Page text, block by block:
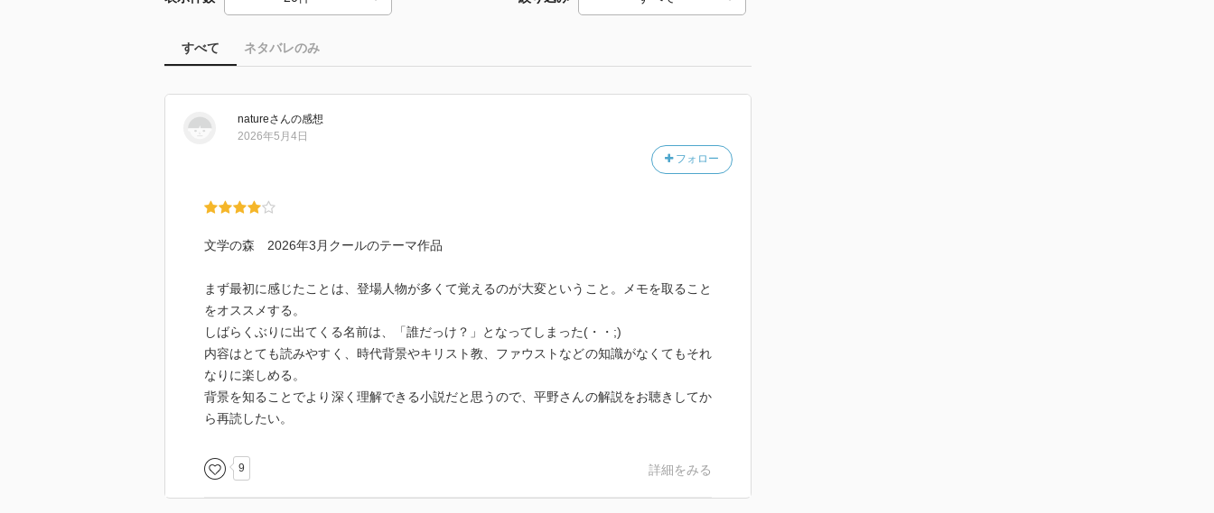
すべて ネタバレのみ
natureさんの感想
フォロー
2026年5月4日
文学の森 2026年3月クールのテーマ作品
まず最初に感じたことは、登場人物が多くて覚えるのが大変ということ。メモを取ること
をオススメする。
しばらくぶりに出てくる名前は、「誰だっけ？」となってしまった(・・;)
内容はとても読みやすく、時代背景やキリスト教、ファウストなどの知識がなくてもそれ
なりに楽しめる。
背景を知ることでより深く理解できる小説だと思うので、平野さんの解説をお聴きしてか
ら再読したい。
9 詳細をみる